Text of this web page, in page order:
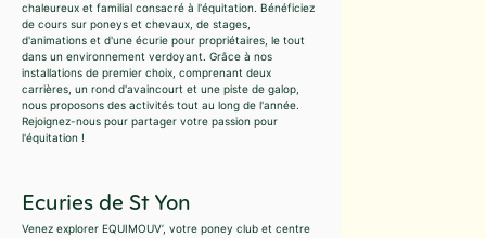
chaleureux et familial consacré à l'équitation. Bénéficiez
de cours sur poneys et chevaux, de stages,
d'animations et d'une écurie pour propriétaires, le tout
dans un environnement verdoyant. Grâce à nos
installations de premier choix, comprenant deux
carrières, un rond d'avaincourt et une piste de galop,
nous proposons des activités tout au long de l'année.
Rejoignez-nous pour partager votre passion pour
l'équitation !
Ecuries de St Yon
Venez explorer EQUIMOUV’, votre poney club et centre